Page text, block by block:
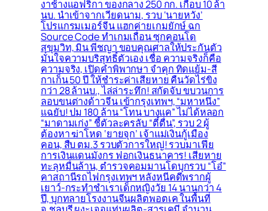
งาช้างแอฟริกา ของกลาง 250 กก. เกือบ 10 ล้า
นบ. นำเข้าจากเวียดนาม, รวบ ‘นายหวัง’
โปรแกรมเมอร์จีน แฮกค่ายเกมยักษ์ ฉก
Source Code ทำเกมเถื่อน ซุกคอนโด
สุขุมวิท, มิน พีชญา ขอบคุณศาลให้ประกันตัว
มั่นใจความบริสุทธิ์ตัวเอง เชื่อ ความจริงก็คือ
ความจริง, เปิดคำพิพากษา จำคุก ทิดแย้ม-สี
กาเก็น 50 ปี ให้ชำระค่าเสียหาย คืนวัดไร่ขิง
กว่า 28 ล้านบ., ไล่ล่าระทึก! สกัดจับ ขบวนการ
ลอบขนต่างด้าวจีน เข้ากรุงเทพฯ, “มหาหนึ่ง”
แฉยับ! ปม 180 ล้าน “โทน บางแค” ไม่ได้หลอก
“มาดามเก่ง” ชี้ตัวละครลับ “ตี๋ตื่น”, รวบ 2 ผู้
ต้องหา ฆ่าโหด ‘ยายจุก’ เจ้าแม่เงินกู้เมือง
คอน, สืบ ตม.3 รวบตัวการใหญ่! รวบมาเฟีย
การเงินแดนมังกร ฟอกเงินธนาคาร! เสียหาย
ทะลุหมื่นล้าน, ตำรวจคอมมานโดบุกรวบ “โอ๋”
คาสถานีรถไฟกรุงเทพฯ หลังหนีคดีพรากผู้
เยาว์-กระทำชำเราเด็กหญิงวัย 14 นานกว่า 4
ปี, บุกทลายโรงงานจีนผลิตพอตเค ในพื้นที่